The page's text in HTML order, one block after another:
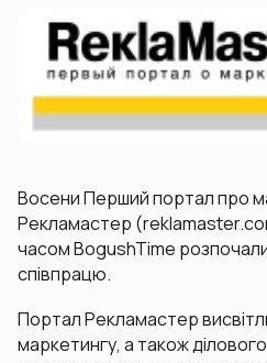
Восени Перший портал про
Рекламастер
часом BogushTime
співпрацю.
Портал Рекламастер
маркетингу, а також